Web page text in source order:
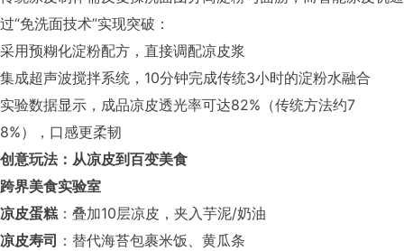
过“免洗面技术”实现突破：
采用预糊化淀粉配方，直接调配凉皮浆
集成超声波搅拌系统，10分钟完成传统3小时的淀粉水融合
实验数据显示，成品凉皮透光率可达82%（传统方法约7
8%），口感更柔韧
创意玩法：从凉皮到百变美食
跨界美食实验室
凉皮蛋糕 ：叠加10层凉皮，夹入芋泥/奶油
凉皮寿司 ：替代海苔包裹米饭、黄瓜条